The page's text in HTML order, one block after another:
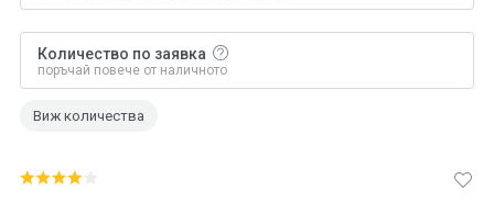
Количество по заявка
поръчай повече от наличното
Виж количества